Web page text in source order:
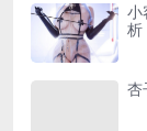
小
析
杏